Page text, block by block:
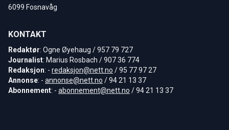
6099 Fosnavåg
KONTAKT
Redaktør: Ogne Øyehaug / 957 79 727
Journalist: Marius Rosbach / 907 36 774
Redaksjon: - redaksjon@nett.no / 95 77 97 27
Annonse: - annonse@nett.no / 94 21 13 37
Abonnement: - abonnement@nett.no / 94 21 13 37